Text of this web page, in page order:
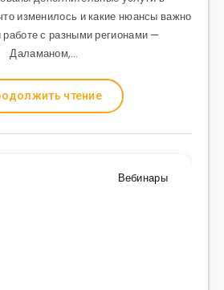
изменилось и какие нюансы важно
работе с разными регионами —
Даламаном,…
чтение
Вебинары